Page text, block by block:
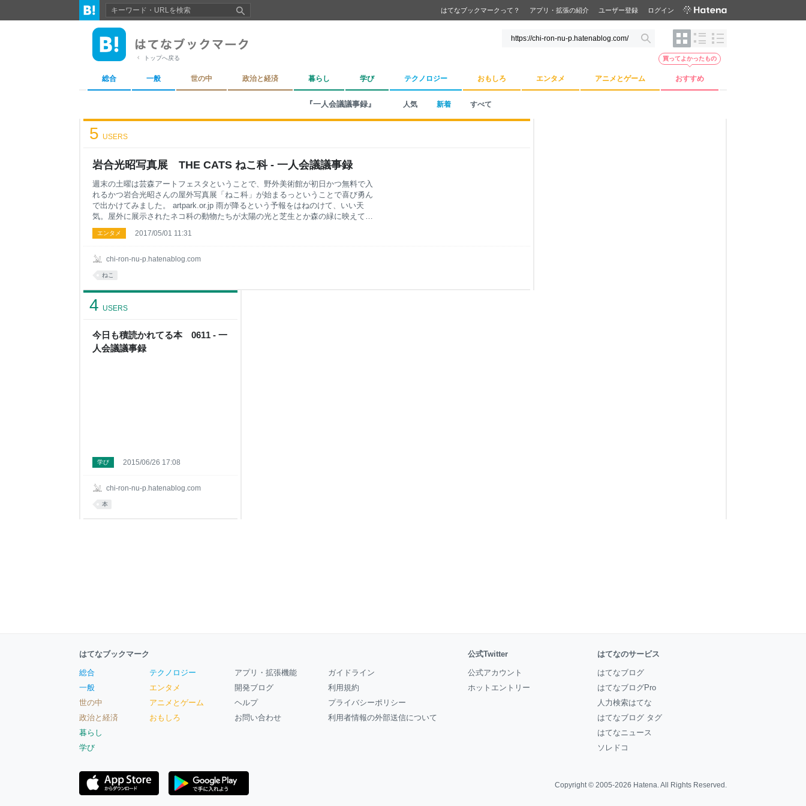
はてなブックマークって？ アプリ・拡張の紹介 ユーザー登録 ログイン
トップへ戻る
総合 一般 世の中 政治と経済 暮らし 学び テクノロジー おもしろ エンタメ アニメとゲーム おすすめ
買ってよかったもの
『一人会議議事録』 人気 新着 すべて
岩合光昭写真展 THE CATS ねこ科 - 一人会議議事録
5 USERS
chi-ron-nu-p.hatenablog.com
週末の土曜は芸森アートフェスタということで、野外美術館が初日かつ無料で入
れるかつ岩合光昭さんの屋外写真展「ねこ科」が始まるっということで喜び勇ん
で出かけてみました。 artpark.or.jp 雨が降るという予報をはねのけて、いい天
気。屋外に展示されたネコ科の動物たちが太陽の光と芝生とか森の緑に映えてて
なんとも言えない、イイモノを見た感に満たされました。脳内に何かしらがほと
ばしって写真をパシャパシャと撮り楽しんでいました。 入り口あたりの「ねこの
一回見に行く、太陽の光の加減がまた変わって、違う雰囲気になっている。屋外
展示の面白いところかもしれない。 おみやげ、大量の岩合さんグッズの数々に物
欲がそそられ、目眩する気分。気に入ったポストカードと紅茶が入った、ねこ缶
をGETしてきました。 屋外の展示ということで巨大な写
エンタメ 2017/05/01 11:31
ねこ
今日も積読かれてる本 0611 - 一
人会議議事録
4 USERS
chi-ron-nu-p.hatenablog.com
学び 2015/06/26 17:08
本
はてなブックマーク
総合
一般
世の中
政治と経済
暮らし
学び
テクノロジー
エンタメ
アニメとゲーム
おもしろ
アプリ・拡張機能
開発ブログ
ヘルプ
お問い合わせ
ガイドライン
利用規約
プライバシーポリシー
利用者情報の外部送信について
公式Twitter
公式アカウント
ホットエントリー
はてなのサービス
はてなブログ
はてなブログPro
人力検索はてな
はてなブログ タグ
はてなニュース
ソレドコ
Copyright © 2005-2026 Hatena. All Rights Reserved.